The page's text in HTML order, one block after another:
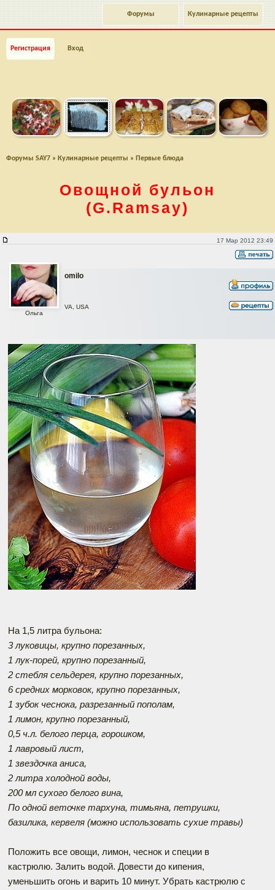
Кулинарные рецепты
Форумы
Регистрация Вход
Форумы SAY7 » Кулинарные рецепты » Первые блюда
Овощной бульон
(G.Ramsay)
17 Мар 2012 23:49
omilo
Ольга
VA, USA
На 1,5 литра бульона:
3 луковицы, крупно порезанных,
1 лук-порей, крупно порезанный,
2 стебля сельдерея, крупно порезанных,
6 средних морковок, крупно порезанных,
1 зубок чеснока, разрезанный пополам,
1 лимон, крупно порезанный,
0,5 ч.л. белого перца, горошком,
1 лавровый лист,
1 звездочка аниса,
2 литра холодной воды,
200 мл сухого белого вина,
По одной веточке тархуна, тимьяна, петрушки,
базилика, кервеля (можно использовать сухие травы)
Положить все овощи, лимон, чеснок и специи в
кастрюлю. Залить водой. Довести до кипения,
уменьшить огонь и варить 10 минут. Убрать кастрюлю с